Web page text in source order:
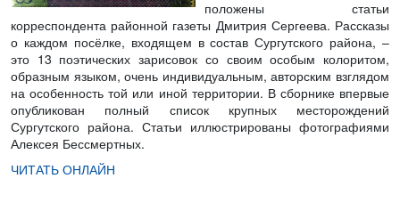
положены статьи
корреспондента районной газеты Дмитрия Сергеева. Рассказы
о каждом посёлке, входящем в состав Сургутского района, –
это 13 поэтических зарисовок со своим особым колоритом,
образным языком, очень индивидуальным, авторским взглядом
на особенность той или иной территории. В сборнике впервые
опубликован полный список крупных месторождений
Сургутского района. Статьи иллюстрированы фотографиями
Алексея Бессмертных.
ЧИТАТЬ ОНЛАЙН